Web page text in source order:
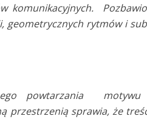
komunikacyjnych.
geometrycznych rytmów i
powtarzania motywu
przestrzenią sprawia, że